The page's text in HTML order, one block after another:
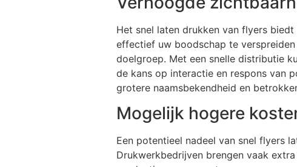
Het snel laten drukken van flyers
effectief uw boodschap te
doelgroep. Met een snelle distributie
de kans op interactie en respons van
grotere naamsbekendheid en
Mogelijk hogere
Een potentieel nadeel van snel flyers
Drukwerkbedrijven brengen vaak